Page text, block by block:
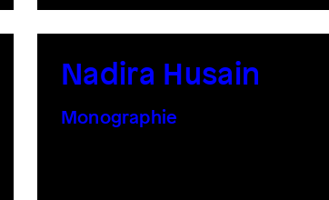
Nadira Husain
Monographie